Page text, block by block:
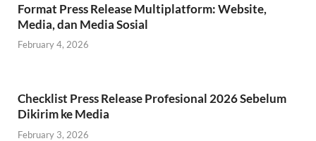
Format Press Release Multiplatform: Website,
Media, dan Media Sosial
February 4, 2026
Checklist Press Release Profesional 2026 Sebelum
Dikirim ke Media
February 3, 2026